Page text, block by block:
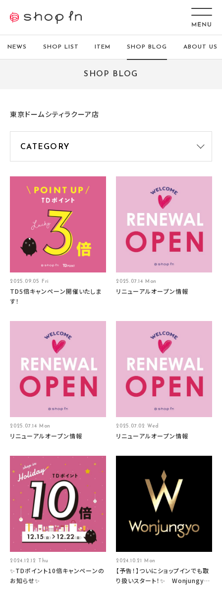
NEWS SHOP LIST ITEM SHOP BLOG ABOUT US
SHOP BLOG
東京ドームシティラクーア店
2025.09.05 Fri
TD5倍キャンペーン開催いたしま
す！
2025.07.14 Mon
リニューアルオープン情報
2025.07.14 Mon
リニューアルオープン情報
2025.07.02 Wed
リニューアルオープン情報
2024.12.12 Thu
✨TDポイント10倍キャンペーンの
お知らせ✨
2024.10.21 Mon
【予告！】ついにショップインでも取
り扱いスタート！✨ Wonjungyo